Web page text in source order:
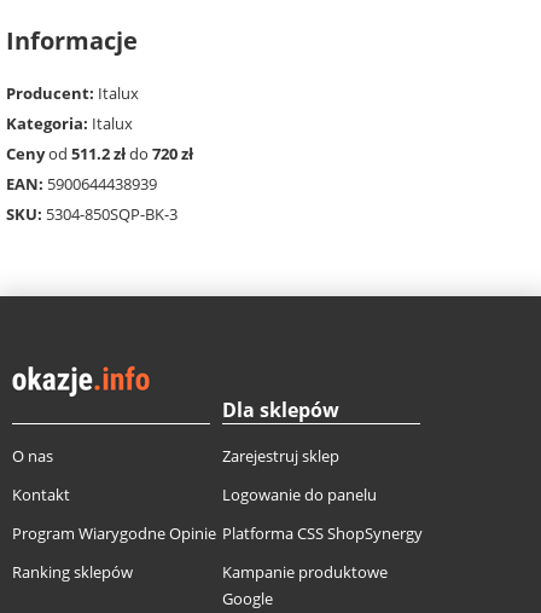
Informacje
Producent: Italux
Kategoria: Italux
Cenyod 511.2 złdo 720 zł
EAN: 5900644438939
SKU: 5304-850SQP-BK-3
O nas
Kontakt
Program Wiarygodne Opinie
Ranking sklepów
Dla sklepów
Zarejestruj sklep
Logowanie do panelu
Platforma CSS ShopSynergy
Kampanie produktowe
Google